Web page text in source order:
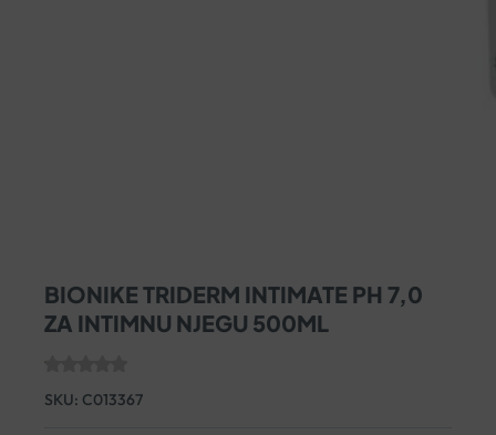
BIONIKE TRIDERM INTIMATE PH 7,0
ZA INTIMNU NJEGU 500ML
SKU: C013367